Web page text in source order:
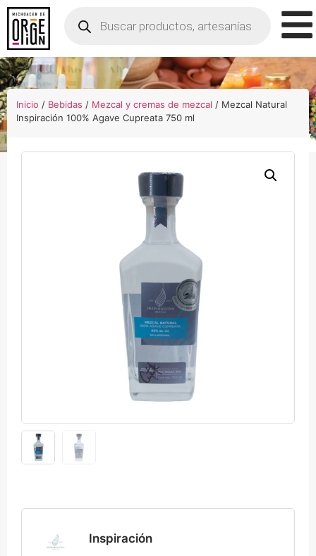
Inicio / Bebidas / Mezcal y cremas de mezcal / Mezcal Natural
Inspiración 100% Agave Cupreata 750 ml
Inspiración